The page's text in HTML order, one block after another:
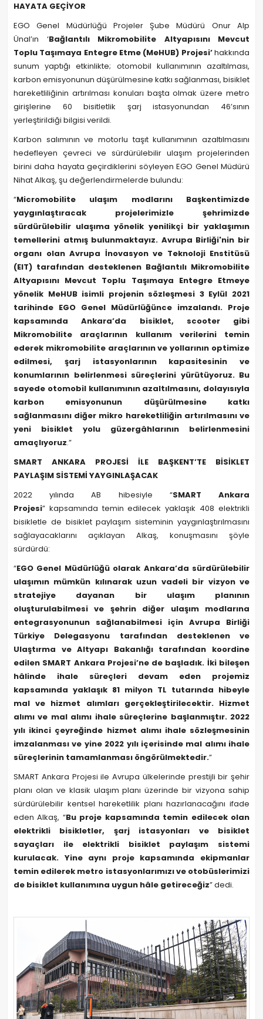
HAYATA GEÇİYOR
EGO Genel Müdürlüğü Projeler Şube Müdürü Onur Alp
Ünal’ın ‘Bağlantılı Mikromobilite Altyapısını Mevcut
Toplu Taşımaya Entegre Etme (MeHUB) Projesi’hakkında
sunum yaptığı etkinlikte; otomobil kullanımının azaltılması,
karbon emisyonunun düşürülmesine katkı sağlanması, bisiklet
hareketliliğinin artırılması konuları başta olmak üzere metro
girişlerine 60 bisitletlik şarj istasyonundan 46’sının
yerleştirildiği bilgisi verildi.
Karbon salımının ve motorlu taşıt kullanımının azaltılmasını
hedefleyen çevreci ve sürdürülebilir ulaşım projelerinden
birini daha hayata geçirdiklerini söyleyen EGO Genel Müdürü
Nihat Alkaş, şu değerlendirmelerde bulundu:
“Micromobilite ulaşım modlarını Başkentimizde
yaygınlaştıracak projelerimizle şehrimizde
sürdürülebilir ulaşıma yönelik yenilikçi bir yaklaşımın
temellerini atmış bulunmaktayız. Avrupa Birliği'nin bir
organı olan Avrupa İnovasyon ve Teknoloji Enstitüsü
(EIT) tarafından desteklenen Bağlantılı Mikromobilite
Altyapısını Mevcut Toplu Taşımaya Entegre Etmeye
yönelik MeHUB isimli projenin sözleşmesi 3 Eylül 2021
tarihinde EGO Genel Müdürlüğünce imzalandı. Proje
kapsamında Ankara’da bisiklet, scooter gibi
Mikromobilite araçlarının kullanım verilerini temin
ederek mikromobilite araçlarının ve yollarının optimize
edilmesi, şarj istasyonlarının kapasitesinin ve
konumlarının belirlenmesi süreçlerini yürütüyoruz. Bu
sayede otomobil kullanımının azaltılmasını, dolayısıyla
karbon emisyonunun düşürülmesine katkı
sağlanmasını diğer mikro hareketliliğin artırılmasını ve
yeni bisiklet yolu güzergâhlarının belirlenmesini
amaçlıyoruz.”
SMART ANKARA PROJESİ İLE BAŞKENT’TE BİSİKLET
PAYLAŞIM SİSTEMİ YAYGINLAŞACAK
2022 yılında AB hibesiyle “SMART Ankara
Projesi” kapsamında temin edilecek yaklaşık 408 elektrikli
bisikletle de bisiklet paylaşım sisteminin yaygınlaştırılmasını
sağlayacaklarını açıklayan Alkaş, konuşmasını şöyle
sürdürdü:
“EGO Genel Müdürlüğü olarak Ankara’da sürdürülebilir
ulaşımın mümkün kılınarak uzun vadeli bir vizyon ve
stratejiye dayanan bir ulaşım planının
oluşturulabilmesi ve şehrin diğer ulaşım modlarına
entegrasyonunun sağlanabilmesi için Avrupa Birliği
Türkiye Delegasyonu tarafından desteklenen ve
Ulaştırma ve Altyapı Bakanlığı tarafından koordine
edilen SMART Ankara Projesi’ne de başladık. İki bileşen
hâlinde ihale süreçleri devam eden projemiz
kapsamında yaklaşık 81 milyon TL tutarında hibeyle
mal ve hizmet alımları gerçekleştirilecektir. Hizmet
alımı ve mal alımı ihale süreçlerine başlanmıştır. 2022
yılı ikinci çeyreğinde hizmet alımı ihale sözleşmesinin
imzalanması ve yine 2022 yılı içerisinde mal alımı ihale
süreçlerinin tamamlanması öngörülmektedir.”
SMART Ankara Projesi ile Avrupa ülkelerinde prestijli bir şehir
planı olan ve klasik ulaşım planı üzerinde bir vizyona sahip
sürdürülebilir kentsel hareketlilik planı hazırlanacağını ifade
eden Alkaş, “Bu proje kapsamında temin edilecek olan
elektrikli bisikletler, şarj istasyonları ve bisiklet
sayaçları ile elektrikli bisiklet paylaşım sistemi
kurulacak. Yine aynı proje kapsamında ekipmanlar
temin edilerek metro istasyonlarımızı ve otobüslerimizi
de bisiklet kullanımına uygun hâle getireceğiz” dedi.